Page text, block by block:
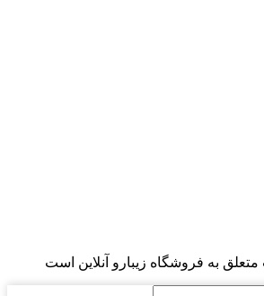
به فروشگاه زیبارو آنلاین است